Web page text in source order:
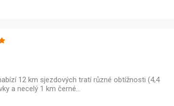
12 km sjezdových tratí různé obtížnosti (4,4
a necelý 1 km černé…